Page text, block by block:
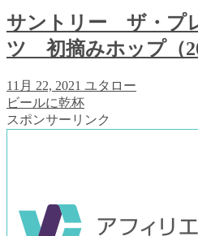
サントリー ザ・プ
ツ 初摘みホップ（
11月 22, 2021 ユタロー
ビールに乾杯
スポンサーリンク